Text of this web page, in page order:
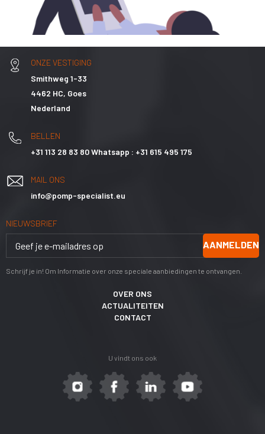
ONZE VESTIGING
Smithweg 1-33
4462 HC, Goes
Nederland
BELLEN
+31 113 28 83 80 Whatsapp : +31 615 495 175
MAIL ONS
info@pomp-specialist.eu
NIEUWSBRIEF
AANMELDEN
Schrijf je in! Om Informatie over onze speciale aanbiedingen te ontvangen.
OVER ONS
ACTUALITEITEN
CONTACT
U vindt ons ook